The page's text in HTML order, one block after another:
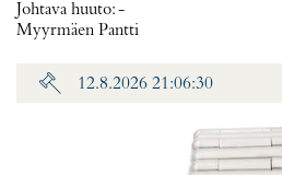
Johtava huuto:-
Myyrmäen Pantti
12.8.2026 21:06:30